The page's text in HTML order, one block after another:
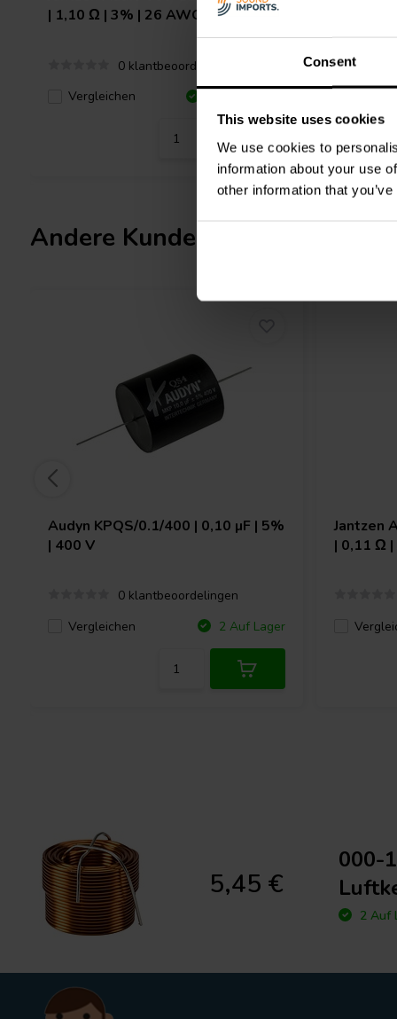
Consent
This website uses cookies
We use cookies to
information about your use
other information that
| 1,10 Ω | 3% | 26 AWG
0 klantbeoordelingen
Vergleichen
Andere Kunden kauften auch
Audyn KPQS/0.1/400 | 0,10 µF | 5%
| 400 V
0 klantbeoordelingen
Vergleichen
2 Auf Lager
Jantzen
| 0,11 Ω
5,45 €
000-
2 Auf